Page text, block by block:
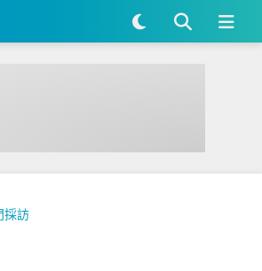
採訪 發新品『Voyager 5200』、『